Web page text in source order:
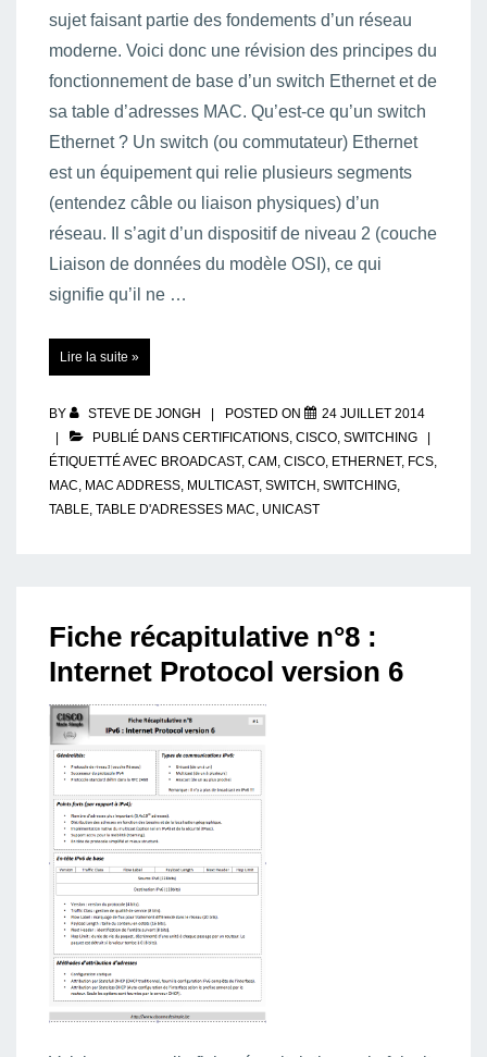
sujet faisant partie des fondements d’un réseau
moderne. Voici donc une révision des principes du
fonctionnement de base d’un switch Ethernet et de
sa table d’adresses MAC. Qu’est-ce qu’un switch
Ethernet ? Un switch (ou commutateur) Ethernet
est un équipement qui relie plusieurs segments
(entendez câble ou liaison physiques) d’un
réseau. Il s’agit d’un dispositif de niveau 2 (couche
Liaison de données du modèle OSI), ce qui
signifie qu’il ne …
fundamentals
–
MAC
Content-
Addressable
Memory
(CAM
Table)
Lire la suite »
BY STEVE DE JONGH POSTED ON
24 JUILLET 2014
PUBLIÉ DANS CERTIFICATIONS, CISCO, SWITCHING
ÉTIQUETTÉ AVEC BROADCAST, CAM , CISCO, ETHERNET, FCS,
MAC, MAC ADDRESS, MULTICAST, SWITCH , SWITCHING,
TABLE, TABLE D'ADRESSES MAC, UNICAST
Fiche récapitulative n°8 :
Internet Protocol version 6